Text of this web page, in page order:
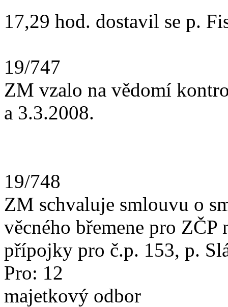
17,29 hod. dostavil se p.
19/747
ZM vzalo na vědomí
a 3.3.2008.
19/748
ZM schvaluje smlouvu o
věcného břemene pro
přípojky pro č.p. 153, p.
Pro:
majetkový odbor